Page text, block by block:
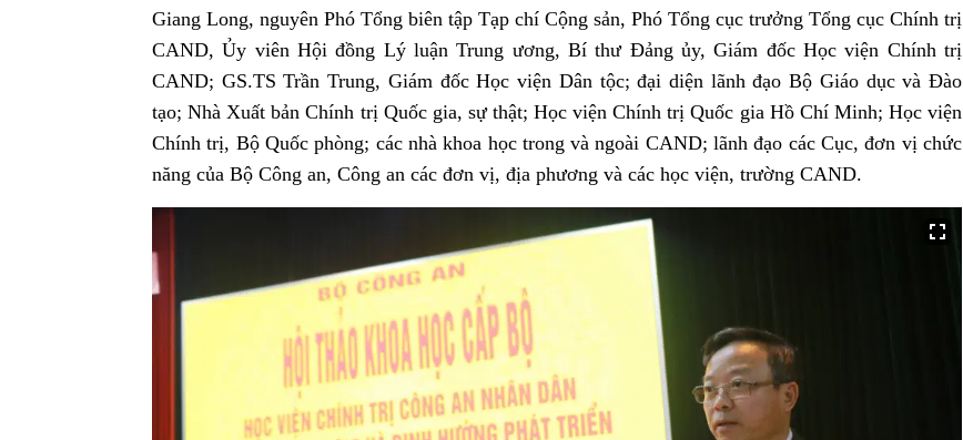
Giang Long, nguyên Phó Tổng biên tập Tạp chí Cộng sản, Phó Tổng cục trưởng Tổng cục Chính trị
CAND, Ủy viên Hội đồng Lý luận Trung ương, Bí thư Đảng ủy, Giám đốc Học viện Chính trị
CAND; GS.TS Trần Trung, Giám đốc Học viện Dân tộc; đại diện lãnh đạo Bộ Giáo dục và Đào
tạo; Nhà Xuất bản Chính trị Quốc gia, sự thật; Học viện Chính trị Quốc gia Hồ Chí Minh; Học viện
Chính trị, Bộ Quốc phòng; các nhà khoa học trong và ngoài CAND; lãnh đạo các Cục, đơn vị chức
năng của Bộ Công an, Công an các đơn vị, địa phương và các học viện, trường CAND.